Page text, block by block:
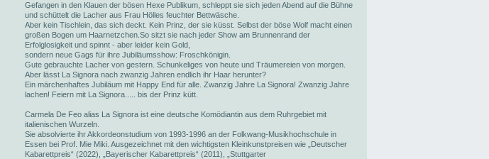
Gefangen in den Klauen der bösen Hexe Publikum, schleppt sie sich jeden Abend auf die Bühne
und schüttelt die Lacher aus Frau Hölles feuchter Bettwäsche.
Aber kein Tischlein, das sich deckt. Kein Prinz, der sie küsst. Selbst der böse Wolf macht einen
großen Bogen um Haarnetzchen.So sitzt sie nach jeder Show am Brunnenrand der
Erfolglosigkeit und spinnt - aber leider kein Gold,
sondern neue Gags für ihre Jubiläumsshow: Froschkönigin.
Gute gebrauchte Lacher von gestern. Schunkeliges von heute und Träumereien von morgen.
Aber lässt La Signora nach zwanzig Jahren endlich ihr Haar herunter?
Ein märchenhaftes Jubiläum mit Happy End für alle. Zwanzig Jahre La Signora! Zwanzig Jahre
lachen! Feiern mit La Signora..... bis der Prinz kütt.
Carmela De Feo alias La Signora ist eine deutsche Komödiantin aus dem Ruhrgebiet mit
italienischen Wurzeln.
Sie absolvierte ihr Akkordeonstudium von 1993-1996 an der Folkwang-Musikhochschule in
Essen bei Prof. Mie Miki. Ausgezeichnet mit den wichtigsten Kleinkunstpreisen wie „Deutscher
Kabarettpreis“ (2022), „Bayerischer Kabarettpreis“ (2011), „Stuttgarter